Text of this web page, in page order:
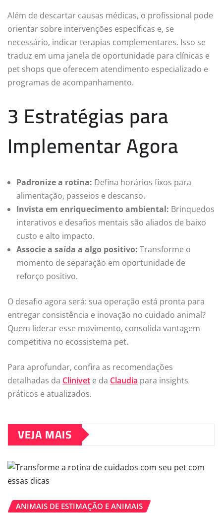
Além de descartar causas médicas, o profissional pode
orientar sobre intervenções específicas e, se
necessário, indicar terapias complementares. Isso se
traduz em uma janela de oportunidade para clínicas e
pet shops que oferecem atendimento especializado e
programas de acompanhamento.
3 Estratégias para
Implementar Agora
Padronize a rotina: Defina horários fixos para
alimentação, passeios e descanso.
Invista em enriquecimento ambiental: Brinquedos
interativos e desafios mentais são aliados de baixo
custo e alto impacto.
Associe a saída a algo positivo: Transforme o
momento de separação em oportunidade de
reforço positivo.
O desafio agora será: sua operação está pronta para
entregar consistência e inovação no cuidado animal?
Quem liderar esse movimento, consolida vantagem
competitiva no ecossistema pet.
Para aprofundar, confira as recomendações
detalhadas da Clinivet e da Claudia para insights
práticos e atualizados.
VEJA MAIS
ANIMAIS DE ESTIMAÇÃO E ANIMAIS